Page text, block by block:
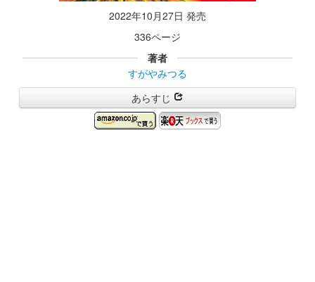
2022年10月27日 発売
336ページ
著者
すがやみつる
あらすじ